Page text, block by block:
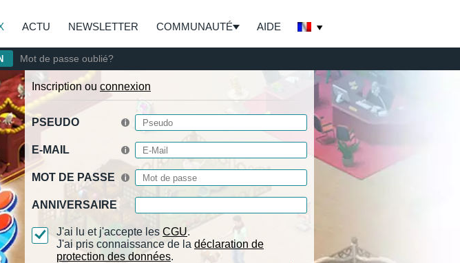
ACTU NEWSLETTER COMMUNAUTÉ AIDE
Mot de passe oublié?
Inscription ou connexion
PSEUDO
E-MAIL
MOT DE PASSE
ANNIVERSAIRE
J'ai lu et j'accepte les CGU.
J'ai pris connaissance de la déclaration de
protection des données.